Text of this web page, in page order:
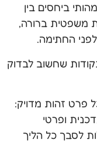
ביחסים בין
משפטית ברורה,
החתימה.
שחשוב לבדוק
פרט זהות מדויק:
ופרטי
לסבך כל הליך